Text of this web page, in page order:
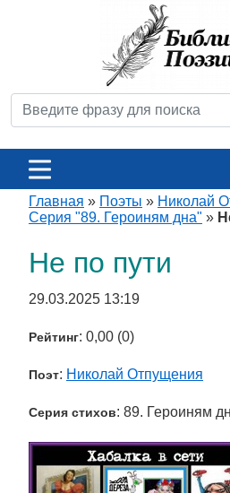
Главная » Поэты » Николай
Серия "89. Героиням дна" »
Не по пути
29.03.2025 13:19
Рейтинг: 0,00 (0)
Поэт: Николай Отпущения
Серия стихов: 89. Героиням